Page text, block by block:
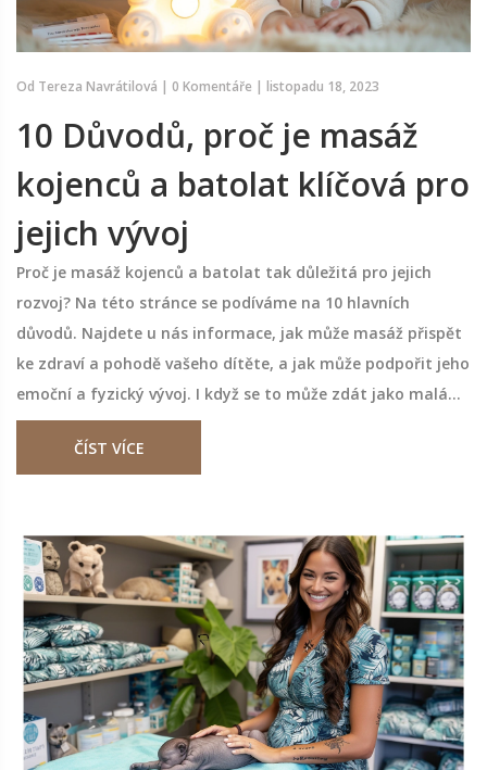
Od Tereza Navrátilová | 0 Komentáře | listopadu 18, 2023
10 Důvodů, proč je masáž
kojenců a batolat klíčová pro
jejich vývoj
Proč je masáž kojenců a batolat tak důležitá pro jejich
rozvoj? Na této stránce se podíváme na 10 hlavních
důvodů. Najdete u nás informace, jak může masáž přispět
ke zdraví a pohodě vašeho dítěte, a jak může podpořit jeho
emoční a fyzický vývoj. I když se to může zdát jako malá
věc, správná masáž může mít velký dopad na cukroví
vašeho světa!
ČÍST VÍCE